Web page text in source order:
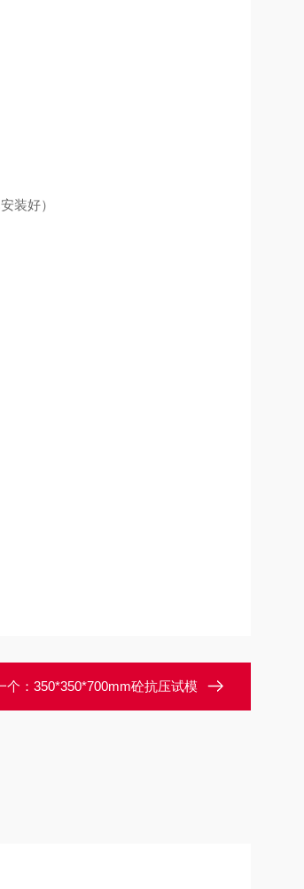
装好）
个： 350*350*700mm砼抗压试模